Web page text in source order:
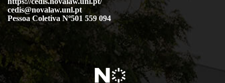
cedis@novalaw.unl.pt
Pessoa Coletiva Nº501 559 094